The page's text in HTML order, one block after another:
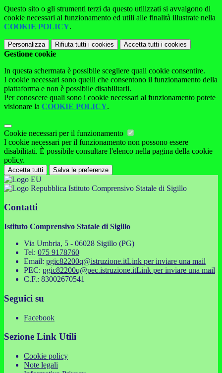
Questo sito o gli strumenti terzi da questo utilizzati si avvalgono di
cookie necessari al funzionamento ed utili alle finalità illustrate nella
COOKIE POLICY.
Personalizza Rifiuta tutti i cookies Accetta tutti i cookies
Gestione cookie
In questa schermata è possibile scegliere quali cookie consentire.
I cookie necessari sono quelli che consentono il funzionamento della
piattaforma e non è possibile disabilitarli.
Per conoscere quali sono i cookie necessari al funzionamento potete
visionare la COOKIE POLICY.
Cookie necessari per il funzionamento
I cookie necessari per il funzionamento non possono essere
disabilitati. È possibile consultare l'elenco nella pagina della cookie
policy.
Accetta tutti Salva le preferenze
Istituto Comprensivo Statale di Sigillo
Contatti
Istituto Comprensivo Statale di Sigillo
Via Umbria, 5 - 06028 Sigillo (PG)
Tel: 075 9178760
Email: pgic82200q@istruzione.itLink per inviare una mail
PEC: pgic82200q@pec.istruzione.itLink per inviare una mail
C.F.: 83002670541
Seguici su
Facebook
Sezione Link Utili
Cookie policy
Note legali